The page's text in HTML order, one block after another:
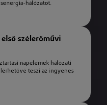
hálózatot.
szélerőművi
napelemek hálózati
teszi az ingyenes